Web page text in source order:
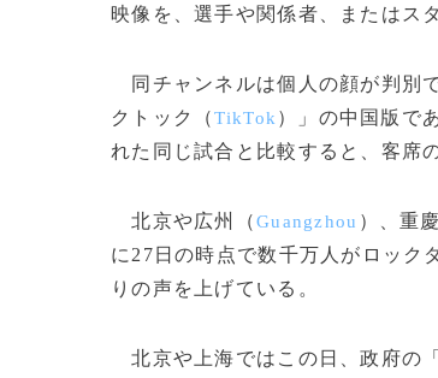
映像を、選手や関係者、またはス
同チャンネルは個人の顔が判別
クトック（TikTok ）」の中国版で
れた同じ試合と比較すると、客席
北京や広州（Guangzhou ）、重
に27日の時点で数千万人がロック
りの声を上げている。
北京や上海ではこの日、政府の